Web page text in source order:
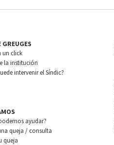
GREUGES
un click
la institución
intervenir el Síndic?
ayudar?
queja / consulta
queja